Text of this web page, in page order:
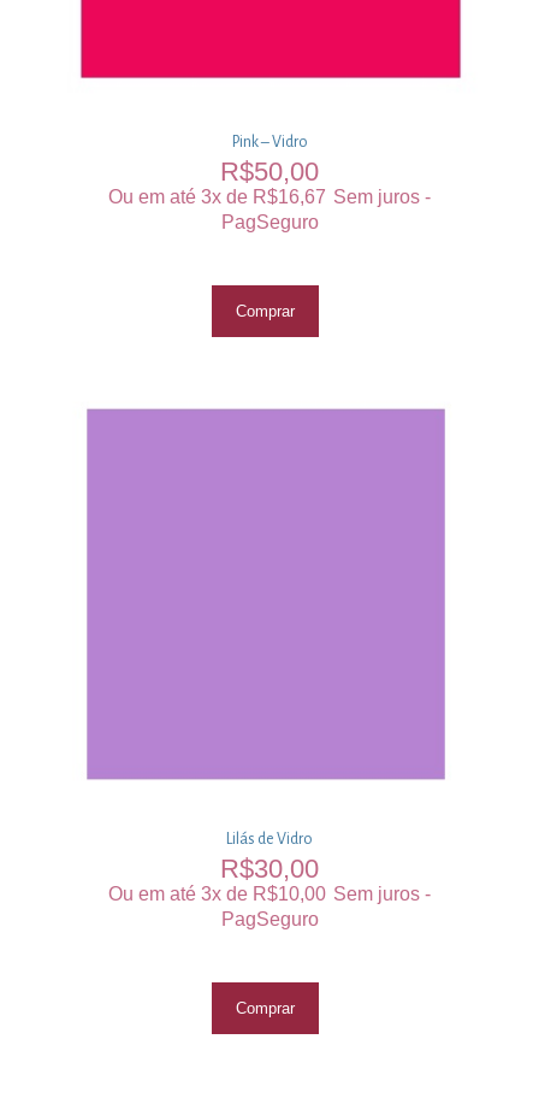
Pink – Vidro
R$50,00
Ou em até 3x de R$16,67 Sem juros -
PagSeguro
Comprar
Lilás de Vidro
R$30,00
Ou em até 3x de R$10,00 Sem juros -
PagSeguro
Comprar